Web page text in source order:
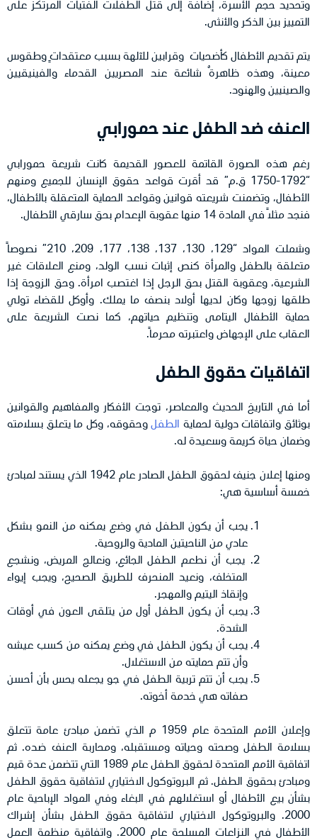
وتحديد حجم الأسرة، إضافة إلى قتل الطفلات الفتيات المرتكز على
التمييز بين الذكر والأنثى.
يتم تقديم الأطفال كأضحيات وقرابين للآلهة بسبب معتقداتٍ وطقوس
معينة، وهذه ظاهرةٌ شائعة عند المصريين القدماء والفينيقيين
والصينيين والهنود.
العنف ضد الطفل عند حمورابي
رغم هذه الصورة القاتمة للعصور القديمة كانت شريعة حمورابي
“1792-1750 ق.م” قد أقرت قواعد حقوق الإنسان للجميع ومنهم
الأطفال، وتضمنت شريعته قوانين وقواعد الحماية المتعقلة بالأطفال،
فنجد مثلاً في المادة 14 منها عقوبة الإعدام بحق سارقي الأطفال.
وشملت المواد “129، 130، 137، 138، 177، 209، 210” نصوصاً
متعلقة بالطفل والمرأة كنص إثبات نسب الولد، ومنع العلاقات غير
الشرعية، وعقوبة القتل بحق الرجل إذا اغتصب امرأة. وحق الزوجة إذا
طلقها زوجها وكان لديها أولاد بنصف ما يملك. وأوكل للقضاء تولي
حماية الأطفال اليتامى وتنظيم حياتهم، كما نصت الشريعة على
العقاب على الإجهاض واعتبرته محرماً.
اتفاقيات حقوق الطفل
أما في التاريخ الحديث والمعاصر، توجت الأفكار والمفاهيم والقوانين
بوثائق واتفاقات دولية لحماية الطفلوحقوقه، وكل ما يتعلق بسلامته
وضمان حياة كريمة وسعيدة له.
ومنها إعلان جنيف لحقوق الطفل الصادر عام 1942 الذي يستند لمبادئ
خمسة أساسية هي:
يجب أن يكون الطفل في وضع يمكنه من النمو بشكل
عادي من الناحيتين المادية والروحية.
يجب أن نطعم الطفل الجائع، ونعالج المريض، ونشجع
المتخلف، ونعيد المنحرف للطريق الصحيح، ويجب إيواء
وإنقاذ اليتيم والمهجر.
يجب أن يكون الطفل أول من يتلقى العون في أوقات
الشدة.
يجب أن يكون الطفل في وضع يمكنه من كسب عيشه
وأن تتم حمايته من الاستغلال.
يجب أن تتم تربية الطفل في جو يجعله يحس بأن أحسن
صفاته هي خدمة أخوته.
وإعلان الأمم المتحدة عام 1959 م الذي تضمن مبادئ عامة تتعلق
بسلامة الطفل وصحته وحياته ومستقبله، ومحاربة العنف ضده. ثم
اتفاقية الأمم المتحدة لحقوق الطفل عام 1989 التي تتضمن عدة قيم
ومبادئ بحقوق الطفل. ثم البروتوكول الاختياري لاتفاقية حقوق الطفل
بشأن بيع الأطفال أو استغلالهم في البغاء وفي المواد الإباحية عام
2000. والبروتوكول الاختياري لاتفاقية حقوق الطفل بشأن إشراك
الأطفال في النزاعات المسلحة عام 2000. واتفاقية منظمة العمل